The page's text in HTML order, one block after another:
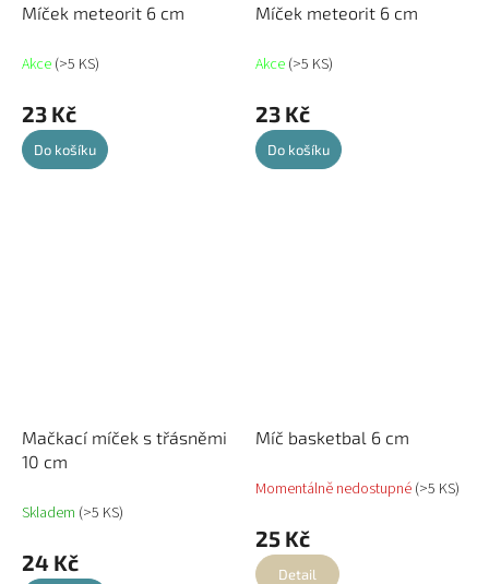
Míček meteorit 6 cm
Akce (>5 KS)
23 Kč
Do košíku
Míček meteorit 6 cm
Akce (>5 KS)
23 Kč
Do košíku
Mačkací míček s třásněmi
10 cm
Skladem (>5 KS)
24 Kč
Míč basketbal 6 cm
Momentálně nedostupné (>5 KS)
25 Kč
Detail